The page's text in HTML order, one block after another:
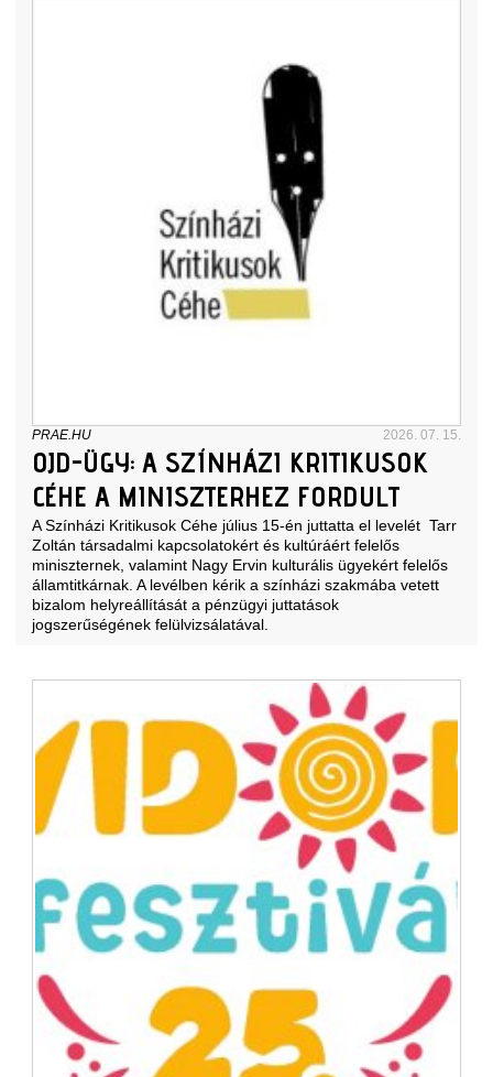
PRAE.HU 2026. 07. 15.
OJD-ÜGY: A SZÍNHÁZI KRITIKUSOK
CÉHE A MINISZTERHEZ FORDULT
A Színházi Kritikusok Céhe július 15-én juttatta el levelét Tarr
Zoltán társadalmi kapcsolatokért és kultúráért felelős
miniszternek, valamint Nagy Ervin kulturális ügyekért felelős
államtitkárnak. A levélben kérik a színházi szakmába vetett
bizalom helyreállítását a pénzügyi juttatások
jogszerűségének felülvizsálatával.